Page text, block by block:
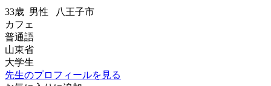
33歳 男性 八王子市
カフェ
普通語
山東省
大学生
先生のプロフィールを見る